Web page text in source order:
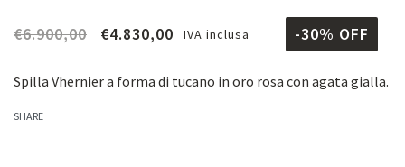
€6.900,00 €4.830,00 IVA inclusa -30% OFF
Spilla Vhernier a forma di tucano in oro rosa con agata gialla.
SHARE